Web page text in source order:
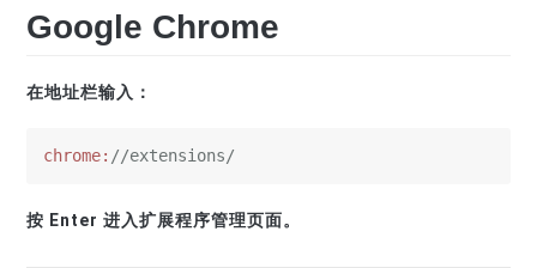
Google Chrome
在地址栏输入：
chrome: //extensions/
按 Enter 进入扩展程序管理页面。